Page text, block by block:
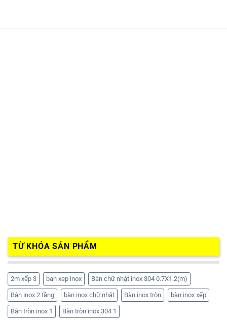
TỪ KHÓA SẢN PHẨM
2m xếp 3 ban xep inox Bàn chữ nhật inox 304 0.7X1.2(m)
Bàn inox 2 tầng bàn inox chữ nhật Bàn inox tròn bàn inox xếp
Bàn tròn inox 1 Bàn tròn inox 304 1